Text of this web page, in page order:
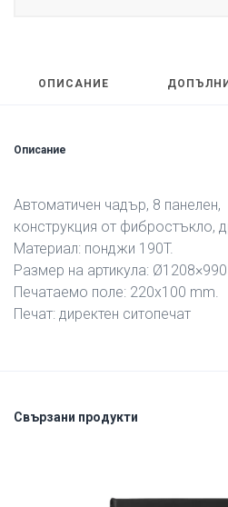
ОПИСАНИЕ
Описание
Автоматичен чадър, 8 панелен,
конструкция от фибростъкло,
Материал: понджи 190T.
Размер на артикула:
Печатаемо поле: 220х100 mm.
Печат: директен ситопечат
Свързани продукти